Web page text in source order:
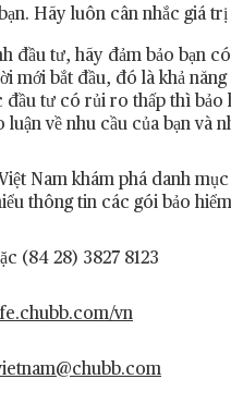
Hãy luôn cân nhắc giá
đầu tư, hãy đảm bảo bạn
mới bắt đầu, đó là khả
tư có rủi ro thấp thì bảo
luận về nhu cầu của bạn và
Nam khám phá danh
thông tin các gói bảo
(84 28) 3827 8123
vn